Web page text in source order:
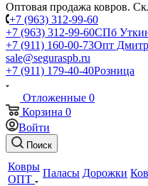
Оптовая продажа ковров.
+7 (963) 312-99-60
+7 (963) 312-99-60СПб
+7 (911) 160-00-73Опт
sale@seguraspb.ru
+7 (911) 179-40-40Розница
Отложенные 0
Корзина 0
Войти
Поиск
Ковры
ОПТ
Паласы Дорожки